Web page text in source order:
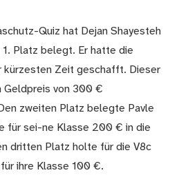
Quiz hat Dejan Shayesteh
1. Platz belegt. Er hatte die
kürzesten Zeit geschafft. Dieser
von 300 €
zweiten Platz belegte Pavle
für sei-ne Klasse 200 € in die
dritten Platz holte für die V8c
ihre Klasse 100 €.